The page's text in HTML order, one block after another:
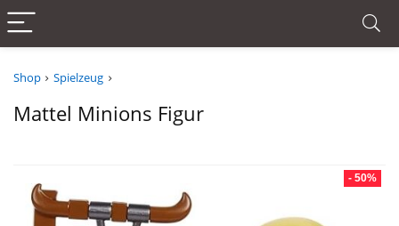
Shop Spielzeug
Mattel Minions Figur
- 50%